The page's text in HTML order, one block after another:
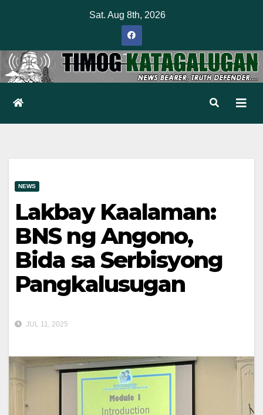
Sat. Aug 8th, 2026
NEWS
Lakbay Kaalaman:
BNS ng Angono,
Bida sa Serbisyong
Pangkalusugan
JUL 11, 2025